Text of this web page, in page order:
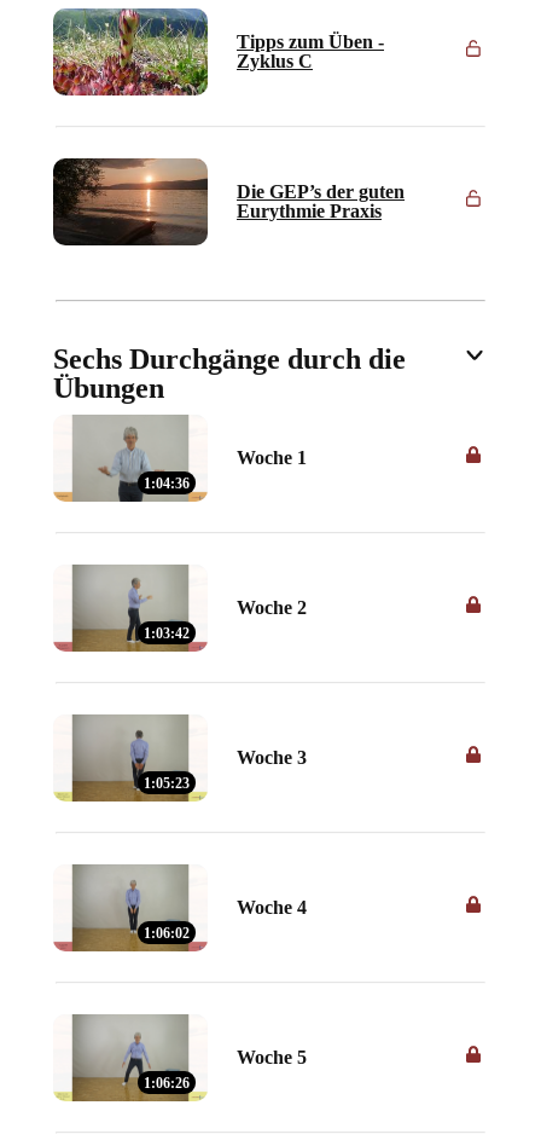
Tipps zum Üben -
Zyklus C
Die GEP’s der guten
Eurythmie Praxis
Sechs Durchgänge durch die
Übungen
1:04:36
Woche 1
1:03:42
Woche 2
1:05:23
Woche 3
1:06:02
Woche 4
1:06:26
Woche 5